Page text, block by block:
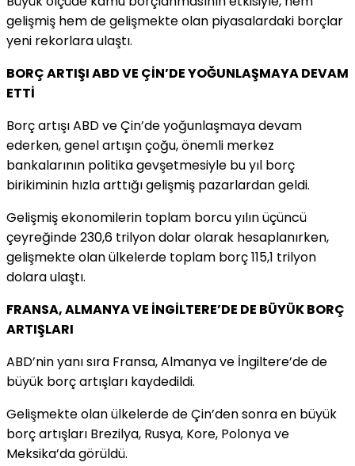
gelişmiş hem de gelişmekte olan piyasalardaki borçlar
yeni rekorlara ulaştı.
BORÇ ARTIŞI ABD VE ÇİN’DE YOĞUNLAŞMAYA DEVAM
ETTİ
Borç artışı ABD ve Çin’de yoğunlaşmaya devam
ederken, genel artışın çoğu, önemli merkez
bankalarının politika gevşetmesiyle bu yıl borç
birikiminin hızla arttığı gelişmiş pazarlardan geldi.
Gelişmiş ekonomilerin toplam borcu yılın üçüncü
çeyreğinde 230,6 trilyon dolar olarak hesaplanırken,
gelişmekte olan ülkelerde toplam borç 115,1 trilyon
dolara ulaştı.
FRANSA, ALMANYA VE İNGİLTERE’DE DE BÜYÜK BORÇ
ARTIŞLARI
ABD’nin yanı sıra Fransa, Almanya ve İngiltere’de de
büyük borç artışları kaydedildi.
Gelişmekte olan ülkelerde de Çin’den sonra en büyük
borç artışları Brezilya, Rusya, Kore, Polonya ve
Meksika’da görüldü.